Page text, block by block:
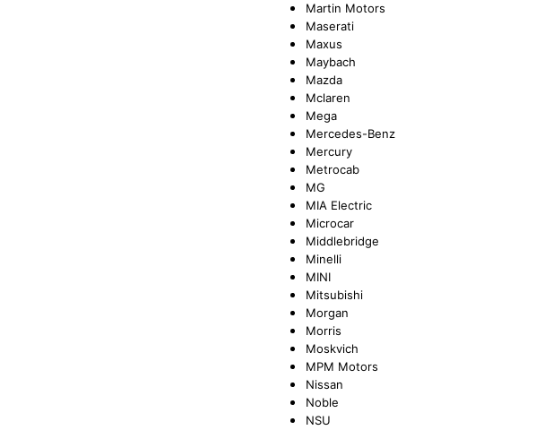
Martin Motors
Maserati
Maxus
Maybach
Mazda
Mclaren
Mega
Mercedes-Benz
Mercury
Metrocab
MG
MIA Electric
Microcar
Middlebridge
Minelli
MINI
Mitsubishi
Morgan
Morris
Moskvich
MPM Motors
Nissan
Noble
NSU